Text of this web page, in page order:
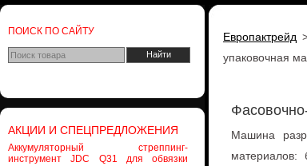
ПОИСК ПО САЙТУ
АКЦИИ И СПЕЦПРЕДЛОЖЕНИЯ
Аккумуляторный стреппинг-
инструмент JDC Q31 для обвязки
Европактрейд
упаковочная
Машина